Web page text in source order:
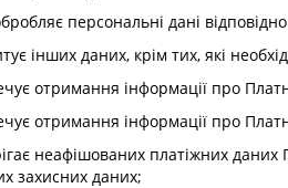
персональні дані
інших даних, крім тих, які
отримання інформації про
отримання інформації про
неафішованих платіжних даних
захисних даних;